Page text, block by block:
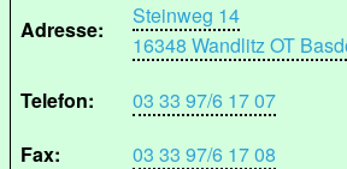
Adresse:
Steinweg 14
16348 Wandlitz OT
Telefon:
03 33 97/6 17 07
Fax:
03 33 97/6 17 08